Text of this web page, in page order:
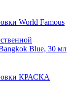
Blue, 30 мл